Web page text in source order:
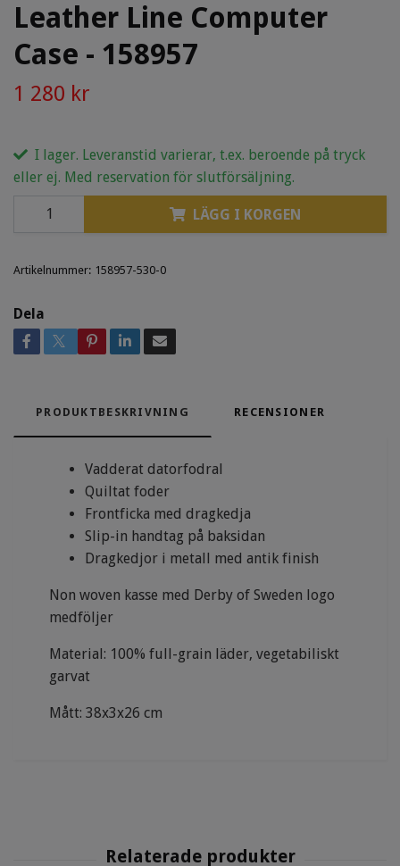
Leather Line Computer
Case - 158957
1 280 kr
I lager. Leveranstid varierar, t.ex. beroende på tryck
eller ej. Med reservation för slutförsäljning.
LÄGG I KORGEN
Artikelnummer: 158957-530-0
Dela
PRODUKTBESKRIVNING RECENSIONER
Vadderat datorfodral
Quiltat foder
Frontficka med dragkedja
Slip-in handtag på baksidan
Dragkedjor i metall med antik finish
Non woven kasse med Derby of Sweden logo
medföljer
Material: 100% full-grain läder, vegetabiliskt
garvat
Mått: 38x3x26 cm